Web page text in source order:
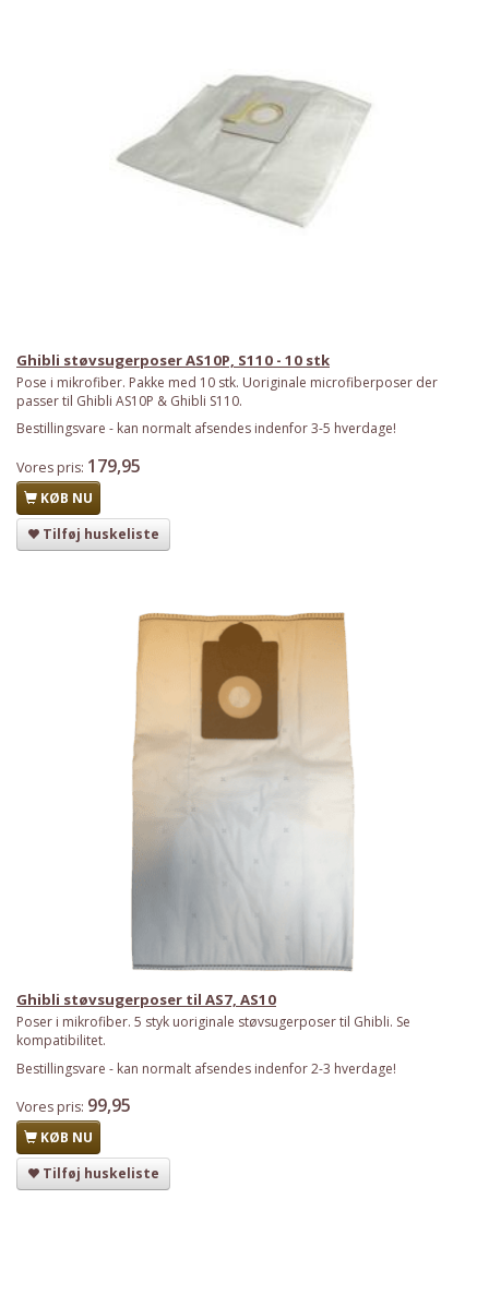
Ghibli støvsugerposer AS10P, S110 - 10 stk
Pose i mikrofiber. Pakke med 10 stk. Uoriginale microfiberposer der
passer til Ghibli AS10P & Ghibli S110.
Bestillingsvare - kan normalt afsendes indenfor 3-5 hverdage!
Vores pris: 179,95
KØB NU
Tilføj huskeliste
Ghibli støvsugerposer til AS7, AS10
Poser i mikrofiber. 5 styk uoriginale støvsugerposer til Ghibli. Se
kompatibilitet.
Bestillingsvare - kan normalt afsendes indenfor 2-3 hverdage!
Vores pris: 99,95
KØB NU
Tilføj huskeliste
Se dem nu